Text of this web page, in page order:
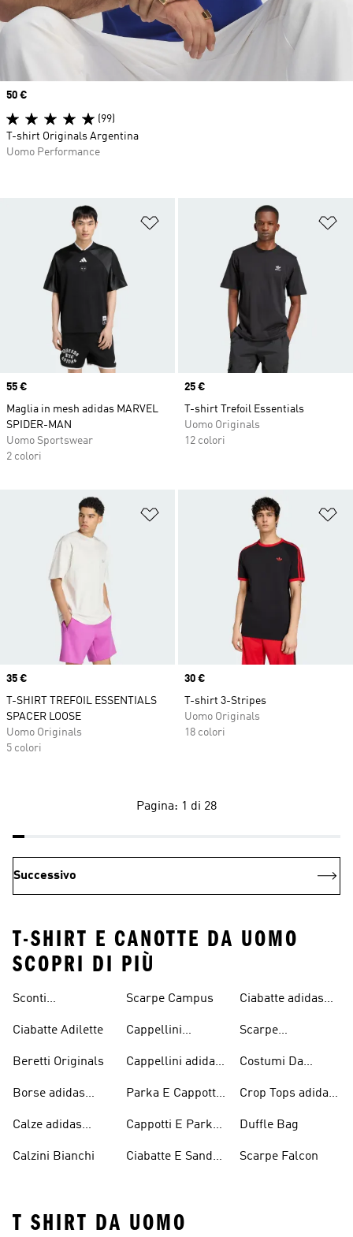
Aggiungi alla lista dei desideri
Price
55 €
Maglia in mesh adidas MARVEL
SPIDER-MAN
Uomo Sportswear
2 colori
Price
25 €
T-shirt Trefoil Essentials
Uomo Originals
12 colori
Aggiungi alla lista dei desideri
Price
35 €
T-SHIRT TREFOIL ESSENTIALS
SPACER LOOSE
Uomo Originals
5 colori
Price
30 €
T-shirt 3-Stripes
Uomo Originals
18 colori
Price
50 €
(99)
T-shirt Originals Argentina
Uomo Performance
Pagina: 1 di 28
Successivo
T-SHIRT E CANOTTE DA UOMO
SCOPRI DI PIÙ
Sconti
adidas Originals
Ciabatte Adilette
Beretti Originals
Borse adidas
Calze adidas
Calzini Bianchi
Scarpe Campus
Cappellini
Cappellini adidas
Parka E Cappotti
Cappotti E Parkas
Ciabatte E Sandali
Ciabatte adidas
Scarpe
Costumi Da
Crop Tops adidas
Duffle Bag
Scarpe Falcon
T SHIRT DA UOMO